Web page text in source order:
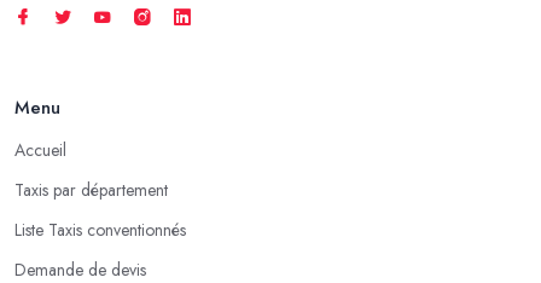
Menu
Accueil
Taxis par département
Liste Taxis conventionnés
Demande de devis